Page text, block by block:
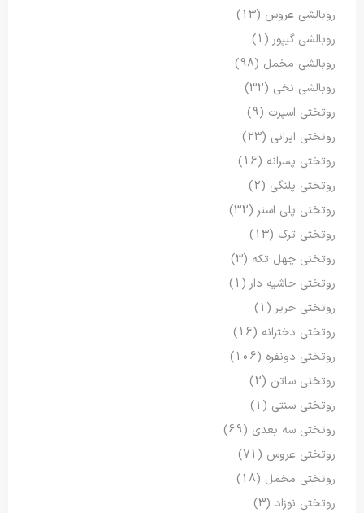
روبالشی عروس (13)
روبالشی گیپور (1)
روبالشی مخمل (98)
روبالشی نخی (32)
روتختی اسپرت (9)
روتختی ایرانی (23)
روتختی پسرانه (16)
روتختی پلنگی (2)
روتختی پلی استر (32)
روتختی ترک (13)
روتختی چهل تکه (3)
روتختی حاشیه دار (1)
روتختی حریر (1)
روتختی دخترانه (16)
روتختی دونفره (106)
روتختی ساتن (2)
روتختی سنتی (1)
روتختی سه بعدی (69)
روتختی عروس (71)
روتختی مخمل (18)
روتختی نوزاد (3)